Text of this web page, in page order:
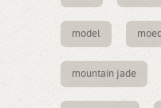
model
mountain jade